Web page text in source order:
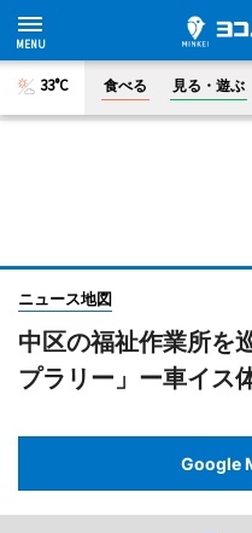
33°C 食べる 見る・遊ぶ
ニュース地図
中区の福祉作業所を
プラリー」ー車イス
Google